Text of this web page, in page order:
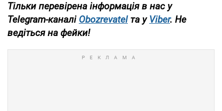
Тільки перевірена інформація в нас у
Telegram-каналі Obozrevatel та у Viber. Не
ведіться на фейки!